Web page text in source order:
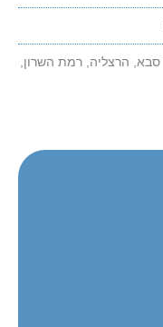
ספר לנו וקבל
הרצליה, רמת השרון,